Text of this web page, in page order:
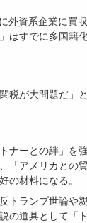
外資系企業に買
はすでに多国籍
税が大問題だ」
ナーとの絆」を
「アメリカとの
の材料になる。
トランプ世論や
の道具として「